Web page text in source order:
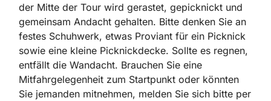
der Mitte der Tour wird gerastet, gepicknickt und
gemeinsam Andacht gehalten. Bitte denken Sie an
festes Schuhwerk, etwas Proviant für ein Picknick
sowie eine kleine Picknickdecke. Sollte es regnen,
entfällt die Wandacht. Brauchen Sie eine
Mitfahrgelegenheit zum Startpunkt oder könnten
Sie jemanden mitnehmen, melden Sie sich bitte per